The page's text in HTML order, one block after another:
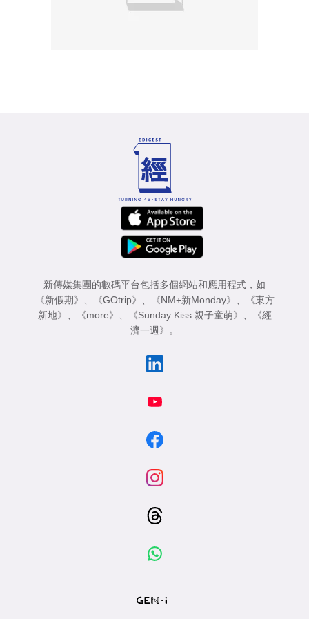
新傳媒集團的數碼平台包括多個網站和應用程式，如
《新假期》 、 《GOtrip》 、 《NM+新Monday》 、
《東方
新地》 、 《more》 、 《Sunday Kiss 親子童萌》 、
《經
濟一週》 。